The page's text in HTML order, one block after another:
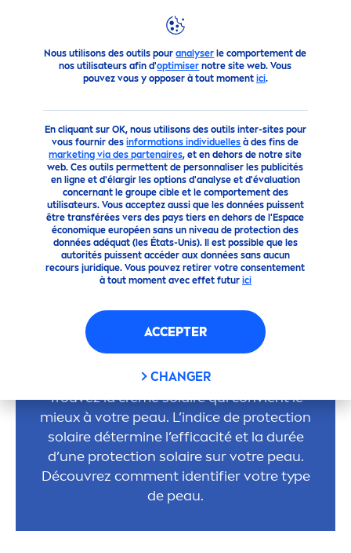
Nous utilisons des outils pouranalyser le comportement de
nos utilisateurs afin d'optimiser notre site web. Vous
pouvez vous y opposer à tout moment ici.
En cliquant sur OK, nous utilisons des outils inter-sites pour
vous fournir desinformations individuelles à des fins de
marketing via des partenaires, et en dehors de notre site
web. Ces outils permettent de personnaliser les publicités
en ligne et d'élargir les options d'analyse et d'évaluation
concernant le groupe cible et le comportement des
utilisateurs. Vous acceptez aussi que les données puissent
être transférées vers des pays tiers en dehors de l'Espace
économique européen sans un niveau de protection des
données adéquat (les États-Unis). Il est possible que les
autorités puissent accéder aux données sans aucun
recours juridique. Vous pouvez retirer votre consentement
à tout moment avec effet futur ici
ACCEPTER
CHANGER
DE QUEL INDICE DE
PROTECTION SOLAIRE
Trouvez la crème solaire qui convient le
mieux à votre peau. L’indice de protection
solaire détermine l’efficacité et la durée
d’une protection solaire sur votre peau.
Découvrez comment identifier votre type
de peau.